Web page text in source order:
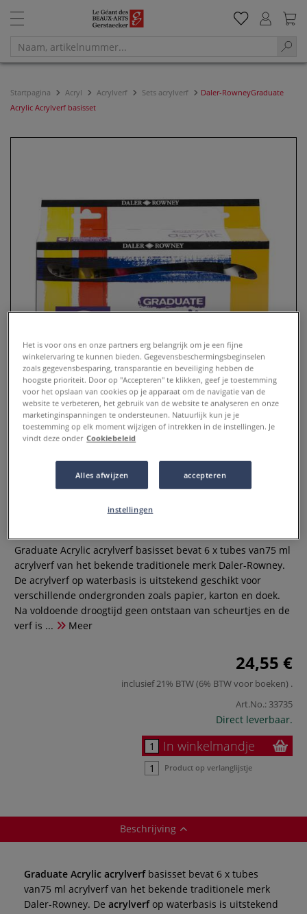
Startpagina Acryl Acrylverf Sets acrylverf
Daler-RowneyGraduate
Acrylic Acrylverf basisset
Daler-RowneyGraduate Acrylic
Acrylverf basisset
Graduate Acrylic acrylverf basisset bevat 6 x tubes van75 ml
acrylverf van het bekende traditionele merk Daler-Rowney.
De acrylverf op waterbasis is uitstekend geschikt voor
verschillende ondergronden zoals papier, karton en doek.
Na voldoende droogtijd geen ontstaan van scheurtjes en de
verf is ...
Meer
24,55 €
inclusief 21% BTW (6% BTW voor boeken) .
Art.No.: 33735
Direct leverbaar.
In winkelmandje
Product op verlanglijstje
Beschrijving
Graduate Acrylic acrylverfbasisset bevat 6 x tubes
van75 ml acrylverf van het bekende traditionele merk
Daler-Rowney. De acrylverfop waterbasis is uitstekend
Het is voor ons en onze partners erg belangrijk om je een fijne
winkelervaring te kunnen bieden. Gegevensbeschermingsbeginselen
zoals gegevensbesparing, transparantie en beveiliging hebben de
hoogste prioriteit. Door op "Accepteren" te klikken, geef je toestemming
voor het opslaan van cookies op je apparaat om de navigatie van de
website te verbeteren, het gebruik van de website te analyseren en onze
marketinginspanningen te ondersteunen. Natuurlijk kun je je
toestemming op elk moment wijzigen of intrekken in de instellingen. Je
vindt deze onder Cookiebeleid
Alles afwijzen accepteren
instellingen